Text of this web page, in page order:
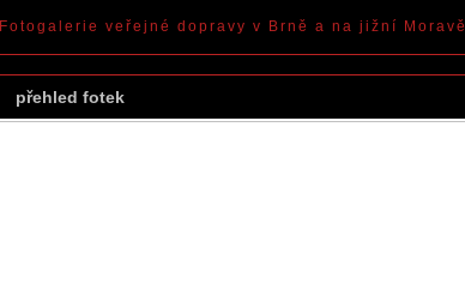
přehled fotek
Fotogalerie veřejné dopravy v Brně a na jižní Moravě